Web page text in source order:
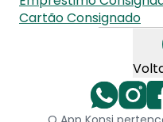
Cartão Consignado